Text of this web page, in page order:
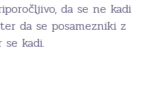
da se ne kadi
da se posamezniki z
kadi.